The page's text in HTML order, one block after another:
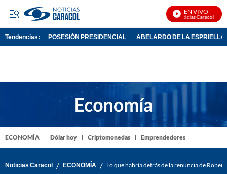
EN VIVO
Noticias Caracol En
Tendencias: POSESIÓN PRESIDENCIAL ABELARDO DE LA ESPRIELLA
ECONOMÍA Dólar hoy Criptomonedas Emprendedores
Noticias Caracol / ECONOMÍA / Lo que habría detrás de la renuncia de